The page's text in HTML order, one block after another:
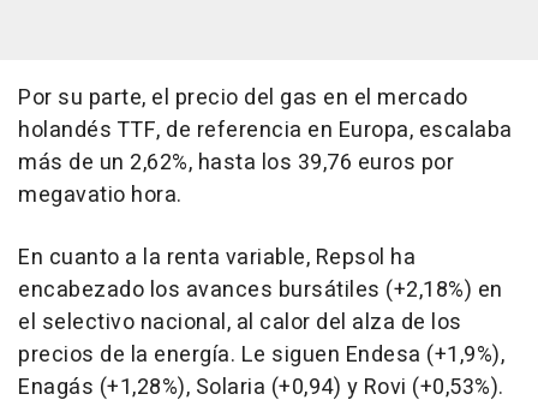
Por su parte, el precio del gas en el mercado
holandés TTF, de referencia en Europa, escalaba
más de un 2,62%, hasta los 39,76 euros por
megavatio hora.
En cuanto a la renta variable, Repsol ha
encabezado los avances bursátiles (+2,18%) en
el selectivo nacional, al calor del alza de los
precios de la energía. Le siguen Endesa (+1,9%),
Enagás (+1,28%), Solaria (+0,94) y Rovi (+0,53%).